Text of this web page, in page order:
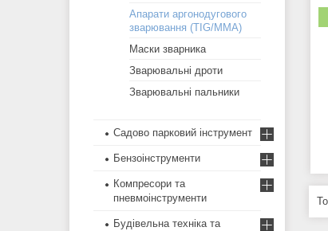
Апарати аргонодугового
зварювання (TIG/MMA)
Маски зварника
Зварювальні дроти
Зварювальні пальники
Садово парковий інструмент
Бензоінструменти
Компресори та
пневмоінструменти
Будівельна техніка та